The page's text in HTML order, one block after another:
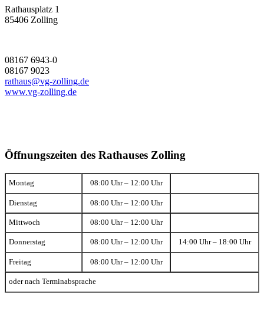
Rathausplatz 1
85406 Zolling
08167 6943-0
08167 9023
rathaus@vg-zolling.de
www.vg-zolling.de
Öffnungszeiten des Rathauses Zolling
Montag 08:00 Uhr – 12:00 Uhr
Dienstag 08:00 Uhr – 12:00 Uhr
Mittwoch 08:00 Uhr – 12:00 Uhr
Donnerstag 08:00 Uhr – 12:00 Uhr 14:00 Uhr – 18:00 Uhr
Freitag 08:00 Uhr – 12:00 Uhr
oder nach Terminabsprache